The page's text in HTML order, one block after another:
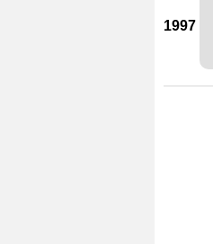
1997